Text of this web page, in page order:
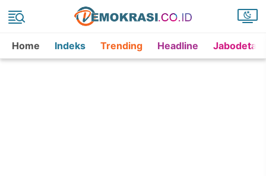
Home Indeks Trending Headline